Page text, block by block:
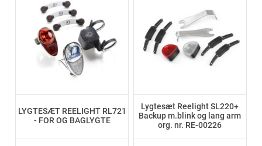
LYGTESÆT REELIGHT RL721
- FOR OG BAGLYGTE
Lygtesæt Reelight SL220+
Backup m.blink og lang arm
org. nr. RE-00226